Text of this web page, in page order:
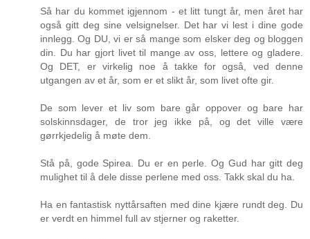
Så har du kommet igjennom - et litt tungt år, men året har
også gitt deg sine velsignelser. Det har vi lest i dine gode
innlegg. Og DU, vi er så mange som elsker deg og bloggen
din. Du har gjort livet til mange av oss, lettere og gladere.
Og DET, er virkelig noe å takke for også, ved denne
utgangen av et år, som er et slikt år, som livet ofte gir.
De som lever et liv som bare går oppover og bare har
solskinnsdager, de tror jeg ikke på, og det ville være
gørrkjedelig å møte dem.
Stå på, gode Spirea. Du er en perle. Og Gud har gitt deg
mulighet til å dele disse perlene med oss. Takk skal du ha.
Ha en fantastisk nyttårsaften med dine kjære rundt deg. Du
er verdt en himmel full av stjerner og raketter.